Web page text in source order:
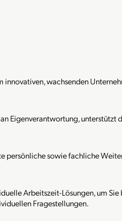
wachsenden
Eigenverantwortung,
persönliche sowie fachliche
Arbeitszeit-Lösungen, um
Fragestellungen.